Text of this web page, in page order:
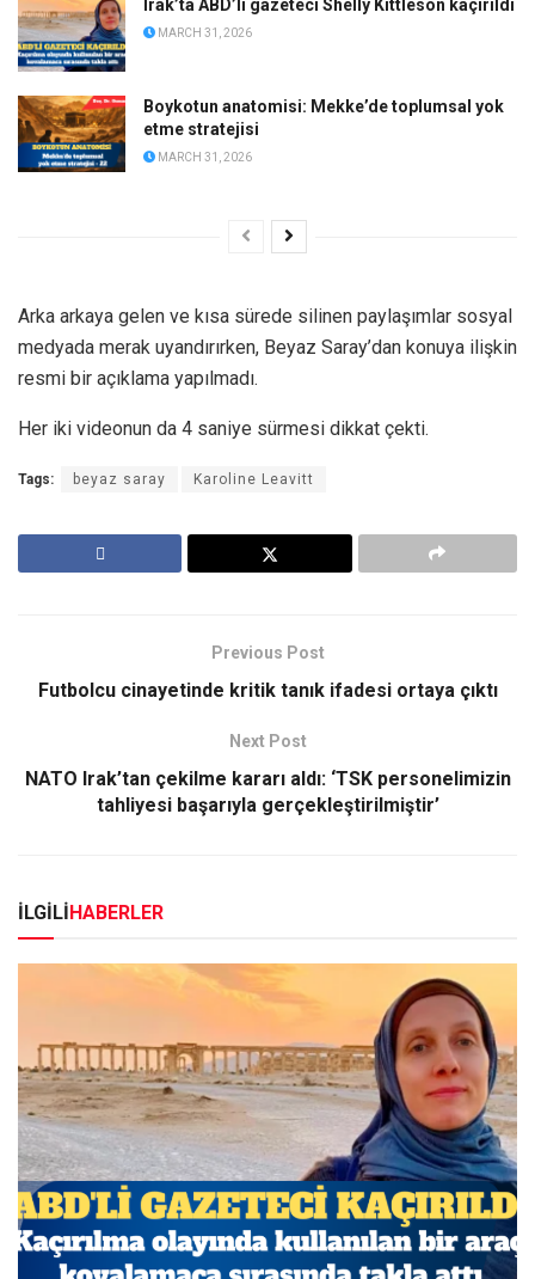
Irak’ta ABD’li gazeteci Shelly Kittleson kaçırıldı
MARCH 31, 2026
Boykotun anatomisi: Mekke’de toplumsal yok
etme stratejisi
MARCH 31, 2026
Arka arkaya gelen ve kısa sürede silinen paylaşımlar sosyal
medyada merak uyandırırken, Beyaz Saray’dan konuya ilişkin
resmi bir açıklama yapılmadı.
Her iki videonun da 4 saniye sürmesi dikkat çekti.
Tags: beyaz saray Karoline Leavitt
Previous Post
Futbolcu cinayetinde kritik tanık ifadesi ortaya çıktı
Next Post
NATO Irak’tan çekilme kararı aldı: ‘TSK personelimizin
tahliyesi başarıyla gerçekleştirilmiştir’
İLGİLİHABERLER